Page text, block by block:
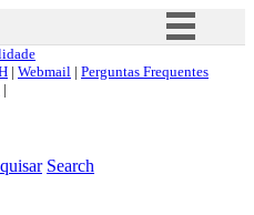
Simplifique!
Acesso à informação
| Webmail | Perguntas Frequentes
|
Search